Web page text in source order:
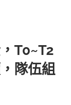
T0~T2
隊伍組